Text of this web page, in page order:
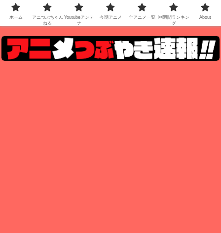
ホーム
アニつぶちゃん
ねる
Youtubeアンテ
ナ
今期アニメ 全アニメ一覧
🆕週間ランキン
グ
About